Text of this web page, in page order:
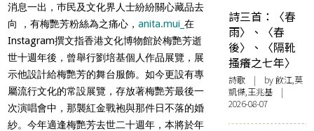
消息一出，巿民及文化界人士紛紛關心藏品去
向 ，有梅艷芳粉絲為之痛心，anita.mui_在
Instagram撰文指香港文化博物館於梅艷芳逝
世十週年後，曾舉行劉培基個人作品展覽，展
示他設計給梅艷芳的舞台服飾。如今更設有專
屬流行文化的常設展覽，存放著梅艷芳最後一
次演唱會中，那襲紅金戰袍與那件日不落的婚
紗。今年適逢梅艷芳去世二十週年，本將於年
詩三首：〈春
雨〉、〈春
後〉、〈隔靴
搔癢之七年〉
詩歌 | by 飲江,莫
凱傑,王兆基 |
2026-08-07